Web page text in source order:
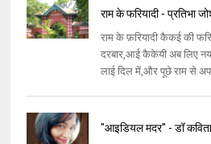
राम के फरियादी - प्रतिभा
राम के फ़रियादी कैकई की
दरबार,आई कैकेयी अब लिए
लाई दिल में,और पूछे राम से
"आइडियल मदर" - डॉ